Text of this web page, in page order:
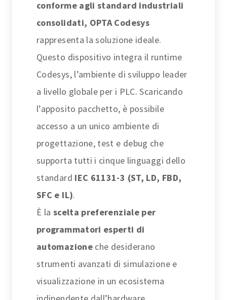
conforme agli standard industriali
consolidati, OPTA Codesys
rappresenta la soluzione ideale.
Questo dispositivo integra il runtime
Codesys, l’ambiente di sviluppo leader
a livello globale per i PLC. Scaricando
l’apposito pacchetto, è possibile
accesso a un unico ambiente di
progettazione, test e debug che
supporta tutti i cinque linguaggi dello
standard IEC 61131-3 (ST, LD, FBD,
SFC e IL).
È la scelta preferenziale per
programmatori esperti di
automazioneche desiderano
strumenti avanzati di simulazione e
visualizzazione in un ecosistema